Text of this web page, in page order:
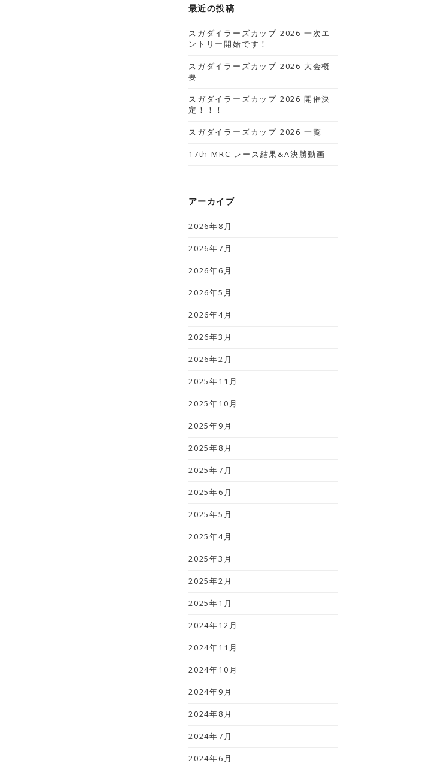
最近の投稿
スガダイラーズカップ 2026 一次エ
ントリー開始です！
スガダイラーズカップ 2026 大会概
要
スガダイラーズカップ 2026 開催決
定！！！
スガダイラーズカップ 2026 一覧
17th MRC レース結果&A決勝動画
アーカイブ
2026年8月
2026年7月
2026年6月
2026年5月
2026年4月
2026年3月
2026年2月
2025年11月
2025年10月
2025年9月
2025年8月
2025年7月
2025年6月
2025年5月
2025年4月
2025年3月
2025年2月
2025年1月
2024年12月
2024年11月
2024年10月
2024年9月
2024年8月
2024年7月
2024年6月